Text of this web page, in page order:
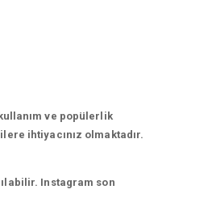
ve popülerlik
ihtiyacınız olmaktadır.
Instagram son